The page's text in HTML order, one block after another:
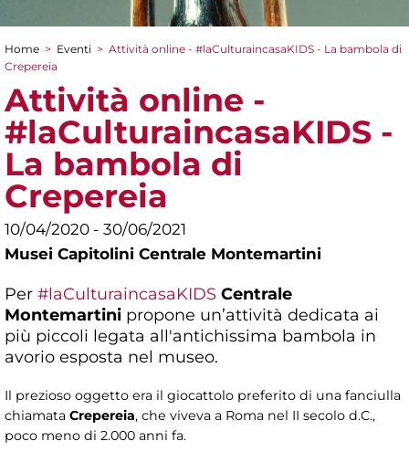
Tu sei qui
Home > Eventi > Attività online - #laCulturaincasaKIDS - La bambola di
Crepereia
Attività online -
#laCulturaincasaKIDS -
La bambola di
Crepereia
10/04/2020 - 30/06/2021
Musei Capitolini Centrale Montemartini
Per #laCulturaincasaKIDS Centrale
Montemartini propone un’attività dedicata ai
più piccoli legata all'antichissima bambola in
avorio esposta nel museo.
Il prezioso oggetto era il giocattolo preferito di una fanciulla
chiamata Crepereia, che viveva a Roma nel II secolo d.C.,
poco meno di 2.000 anni fa.